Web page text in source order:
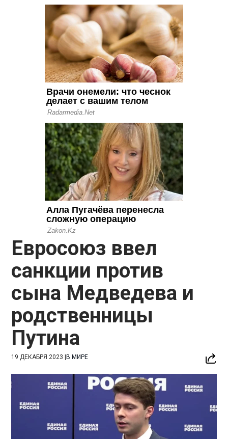
Евросоюз ввел
санкции против
сына Медведева и
родственницы
Путина
19 ДЕКАБРЯ 2023 |В МИРЕ